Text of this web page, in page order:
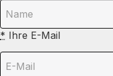
* Ihre E-Mail